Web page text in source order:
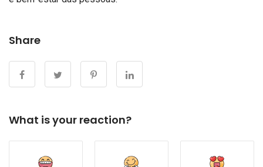
Share
What is your reaction?